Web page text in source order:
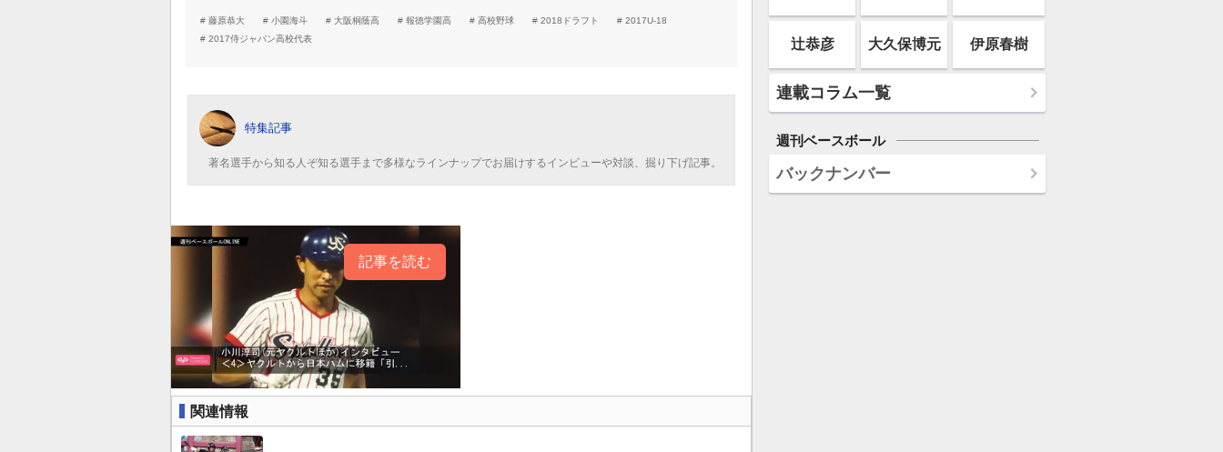
藤原恭大 小園海斗 大阪桐蔭高 報徳学園高 高校野球 2018ドラフト
2017U-18
2017侍ジャパン高校代表
特集記事
著名選手から知る人ぞ知る選手まで多様なラインナップでお届けするインビューや対談、掘り下げ記事。
記事を読む
関連情報
辻恭彦 大久保博元 伊原春樹
連載コラム一覧
週刊ベースボール
バックナンバー